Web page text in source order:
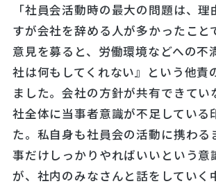
「社員会活動時の最大の問題は、
すが会社を辞める人が多かったこと
意見を募ると、労働環境などへの不
社は何もしてくれない』という他責
ました。会社の方針が共有できてい
社全体に当事者意識が不足している
た。私自身も社員会の活動に携わる
事だけしっかりやればいいという意
が、社内のみなさんと話をしていく